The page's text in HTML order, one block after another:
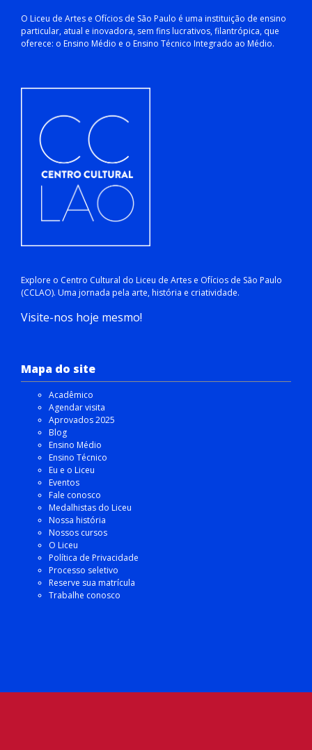
O Liceu de Artes e Ofícios de São Paulo é uma instituição de ensino
particular, atual e inovadora, sem fins lucrativos, filantrópica, que
oferece: o Ensino Médio e o Ensino Técnico Integrado ao Médio.
Explore o Centro Cultural do Liceu de Artes e Ofícios de São Paulo
(CCLAO). Uma jornada pela arte, história e criatividade.
Visite-nos hoje mesmo!
Mapa do site
Acadêmico
Agendar visita
Aprovados 2025
Blog
Ensino Médio
Ensino Técnico
Eu e o Liceu
Eventos
Fale conosco
Medalhistas do Liceu
Nossa história
Nossos cursos
O Liceu
Política de Privacidade
Processo seletivo
Reserve sua matrícula
Trabalhe conosco